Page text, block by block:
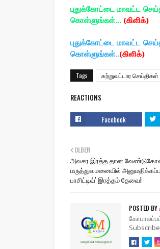
புதுக்கோட்டை மாவட்ட
கொள்ளுங்கள்... (கிளிக்)
புதுக்கோட்டை மாவட்ட
கொள்ளுங்கள்..(கிளிக்)
Tags சுற்றுவட்டார செய்திகள்
REACTIONS
Facebook
OLDER
அவசர இரத்த தான வேண்டுகோள்:
மருத்துவமனையில்
பாசிட்டிவ்' இரத்தம் தேவை!
POSTED BY